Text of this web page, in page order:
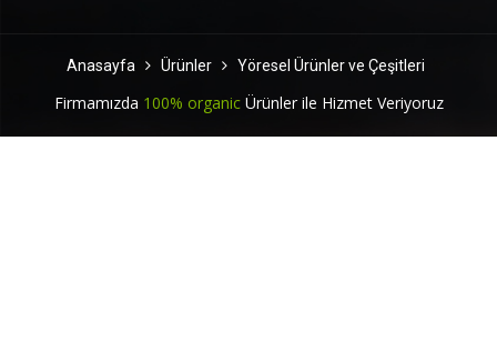
Anasayfa Ürünler Yöresel Ürünler ve Çeşitleri
Firmamızda 100% organicÜrünler ile Hizmet Veriyoruz